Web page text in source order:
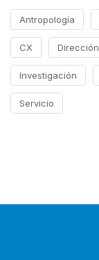
Antropología
CX Dirección
Investigación
Servicio